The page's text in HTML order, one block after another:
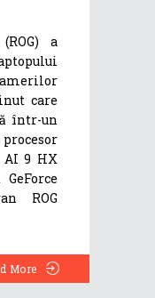
a
care
într-un
AI 9 HX
ROG
More